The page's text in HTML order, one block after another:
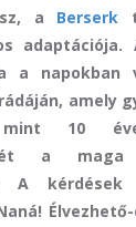
a Berserk
adaptációja.
a napokban
amely
10
a maga
A kérdések